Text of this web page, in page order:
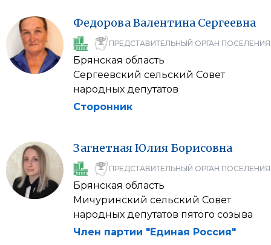
ФедороваВалентина Сергеевна
ПРЕДСТАВИТЕЛЬНЫЙ ОРГАН ПОСЕЛЕНИЯ
Брянская область
Сергеевский сельский Совет
народных депутатов
Сторонник
ЗагнетнаяЮлия Борисовна
ПРЕДСТАВИТЕЛЬНЫЙ ОРГАН ПОСЕЛЕНИЯ
Брянская область
Мичуринский сельский Совет
народных депутатов пятого созыва
Член партии "Единая Россия"